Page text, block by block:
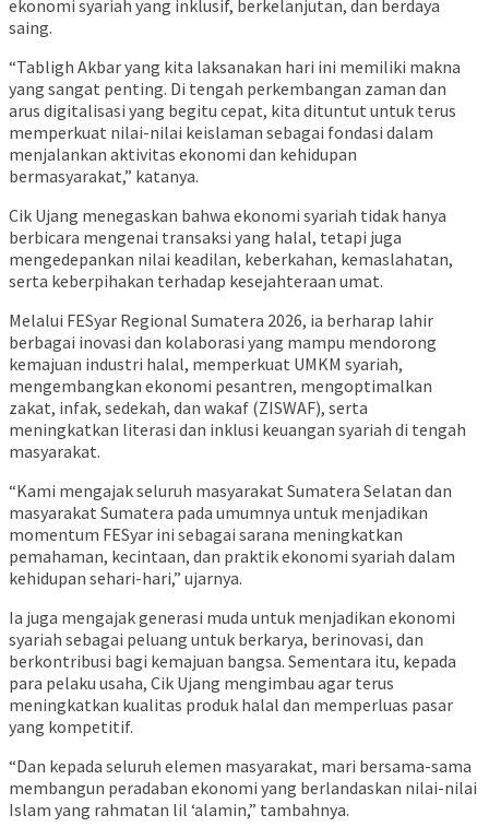
ekonomi syariah yang inklusif, berkelanjutan, dan berdaya
saing.
“Tabligh Akbar yang kita laksanakan hari ini memiliki makna
yang sangat penting. Di tengah perkembangan zaman dan
arus digitalisasi yang begitu cepat, kita dituntut untuk terus
memperkuat nilai-nilai keislaman sebagai fondasi dalam
menjalankan aktivitas ekonomi dan kehidupan
bermasyarakat,” katanya.
Cik Ujang menegaskan bahwa ekonomi syariah tidak hanya
berbicara mengenai transaksi yang halal, tetapi juga
mengedepankan nilai keadilan, keberkahan, kemaslahatan,
serta keberpihakan terhadap kesejahteraan umat.
Melalui FESyar Regional Sumatera 2026, ia berharap lahir
berbagai inovasi dan kolaborasi yang mampu mendorong
kemajuan industri halal, memperkuat UMKM syariah,
mengembangkan ekonomi pesantren, mengoptimalkan
zakat, infak, sedekah, dan wakaf (ZISWAF), serta
meningkatkan literasi dan inklusi keuangan syariah di tengah
masyarakat.
“Kami mengajak seluruh masyarakat Sumatera Selatan dan
masyarakat Sumatera pada umumnya untuk menjadikan
momentum FESyar ini sebagai sarana meningkatkan
pemahaman, kecintaan, dan praktik ekonomi syariah dalam
kehidupan sehari-hari,” ujarnya.
Ia juga mengajak generasi muda untuk menjadikan ekonomi
syariah sebagai peluang untuk berkarya, berinovasi, dan
berkontribusi bagi kemajuan bangsa. Sementara itu, kepada
para pelaku usaha, Cik Ujang mengimbau agar terus
meningkatkan kualitas produk halal dan memperluas pasar
yang kompetitif.
“Dan kepada seluruh elemen masyarakat, mari bersama-sama
membangun peradaban ekonomi yang berlandaskan nilai-nilai
Islam yang rahmatan lil ‘alamin,” tambahnya.